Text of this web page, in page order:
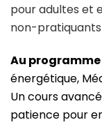
pour adultes et
non-
Au
énergétique,
Un cours
patience pour